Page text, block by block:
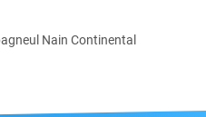
Nain Continental